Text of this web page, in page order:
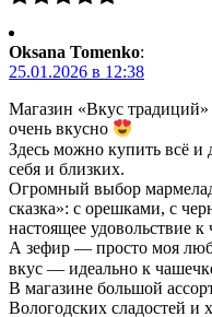
Oksana Tomenko:
25.01.2026 в 12:38
Магазин «Вкус традиций»
очень вкусно
Здесь можно купить всё и
себя и близких.
Огромный выбор
сказка»: с орешками, с
настоящее удовольствие к
А зефир — просто моя
вкус — идеально к
В магазине большой
Вологодских сладостей и